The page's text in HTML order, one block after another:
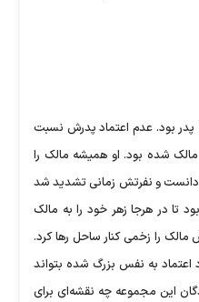
بود. عدم اعتماد پدرش نسبت
شده بود. او همیشه مالک را
و نفرتش زمانی تشدید شد
تا در هرجا زهر خود را به مالک
مالک را زخمی کنار ساحل رها کرد.
به نفس بزرگ شده بتواند
این مجموعه چه نقشه‌ای برای